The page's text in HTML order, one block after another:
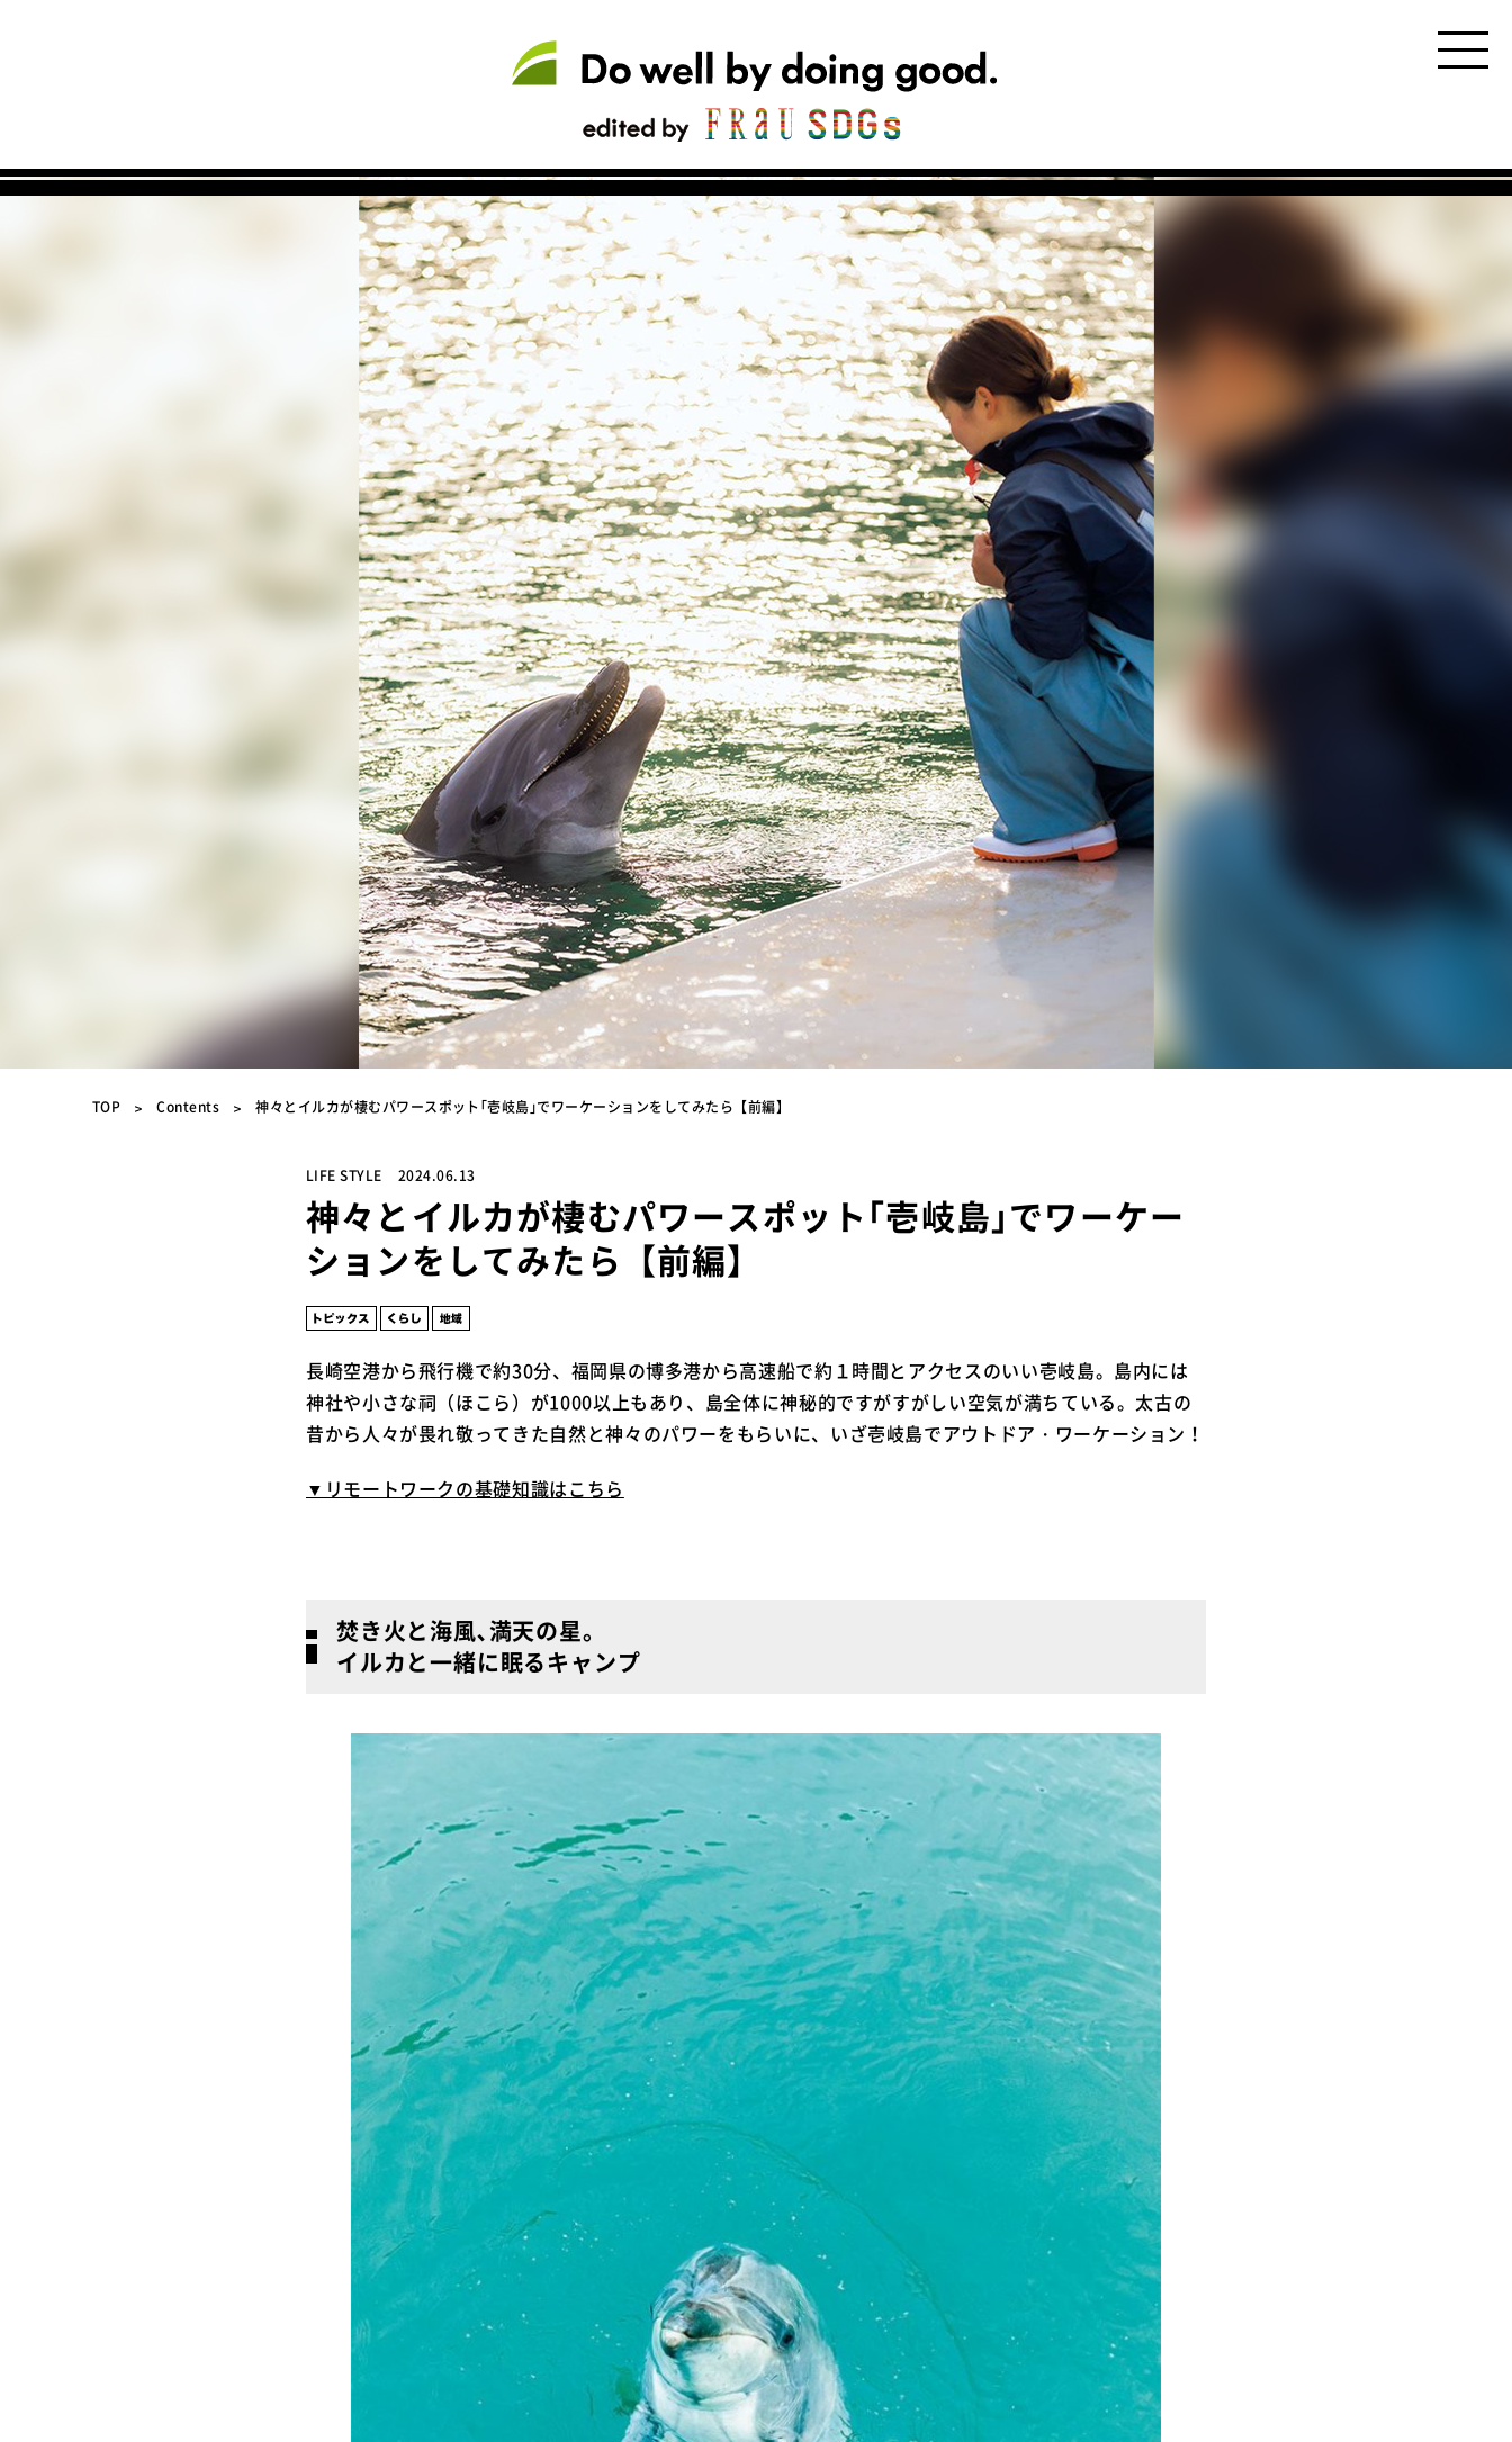
TOP Contents 神々とイルカが棲むパワースポット｢壱岐島｣でワーケーションをしてみたら【前編】
LIFE STYLE 2024.06.13
神々とイルカが棲むパワースポット｢壱岐島｣でワーケー
ションをしてみたら【前編】
長崎空港から飛行機で約30分、福岡県の博多港から高速船で約１時間とアクセスのいい壱岐島。島内には
神社や小さな祠（ほこら）が1000以上もあり、島全体に神秘的ですがすがしい空気が満ちている。太古の
昔から人々が畏れ敬ってきた自然と神々のパワーをもらいに、いざ壱岐島でアウトドア・ワーケーション！
▼リモートワークの基礎知識はこちら
焚き火と海風､満天の星。
イルカと一緒に眠るキャンプ